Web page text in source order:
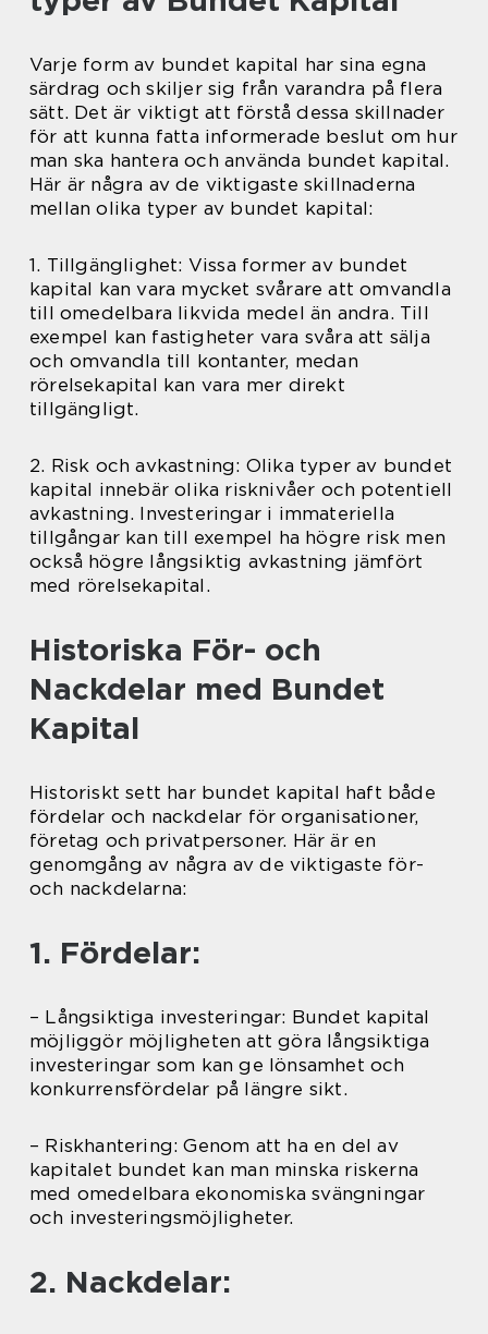
Varje form av bundet kapital har sina egna
särdrag och skiljer sig från varandra på flera
sätt. Det är viktigt att förstå dessa skillnader
för att kunna fatta informerade beslut om hur
man ska hantera och använda bundet kapital.
Här är några av de viktigaste skillnaderna
mellan olika typer av bundet kapital:
1. Tillgänglighet: Vissa former av bundet
kapital kan vara mycket svårare att omvandla
till omedelbara likvida medel än andra. Till
exempel kan fastigheter vara svåra att sälja
och omvandla till kontanter, medan
rörelsekapital kan vara mer direkt
tillgängligt.
2. Risk och avkastning: Olika typer av bundet
kapital innebär olika risknivåer och potentiell
avkastning. Investeringar i immateriella
tillgångar kan till exempel ha högre risk men
också högre långsiktig avkastning jämfört
med rörelsekapital.
Historiska För- och
Nackdelar med Bundet
Kapital
Historiskt sett har bundet kapital haft både
fördelar och nackdelar för organisationer,
företag och privatpersoner. Här är en
genomgång av några av de viktigaste för-
och nackdelarna:
1. Fördelar:
– Långsiktiga investeringar: Bundet kapital
möjliggör möjligheten att göra långsiktiga
investeringar som kan ge lönsamhet och
konkurrensfördelar på längre sikt.
– Riskhantering: Genom att ha en del av
kapitalet bundet kan man minska riskerna
med omedelbara ekonomiska svängningar
och investeringsmöjligheter.
2. Nackdelar: